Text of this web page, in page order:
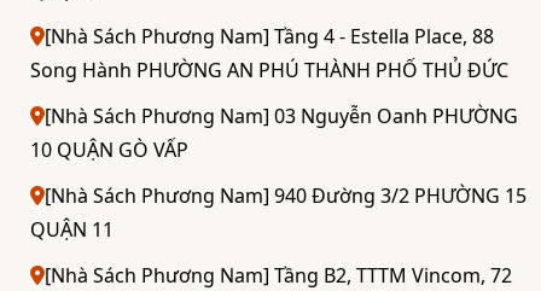
[Nhà Sách Phương Nam] Tầng 4 - Estella Place, 88
Song Hành PHƯỜNG AN PHÚ THÀNH PHỐ THỦ ĐỨC
[Nhà Sách Phương Nam] 03 Nguyễn Oanh PHƯỜNG
10 QUẬN GÒ VẤP
[Nhà Sách Phương Nam] 940 Đường 3/2 PHƯỜNG 15
QUẬN 11
[Nhà Sách Phương Nam] Tầng B2, TTTM Vincom, 72